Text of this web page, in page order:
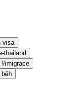
visa
thailand
#imigrace